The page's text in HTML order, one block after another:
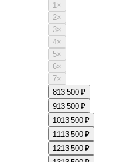
1×
2×
3×
4×
5×
6×
7×
813 500 ₽
913 500 ₽
1013 500 ₽
1113 500 ₽
1213 500 ₽